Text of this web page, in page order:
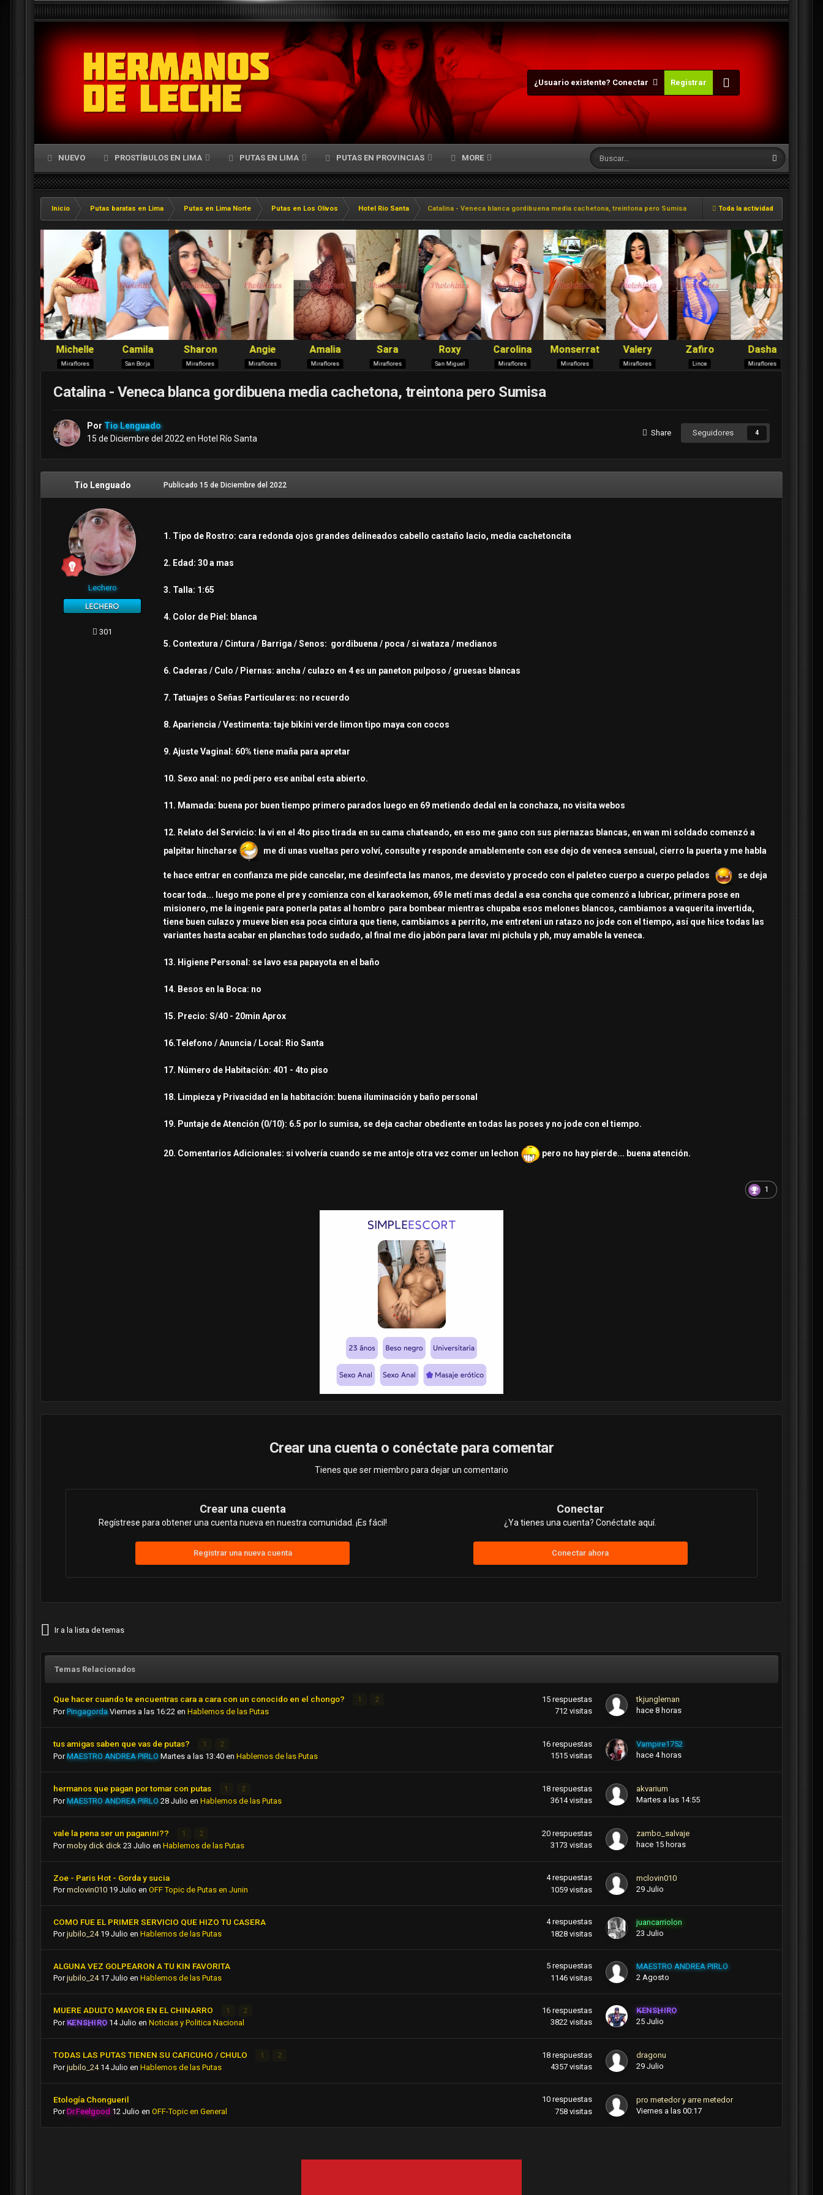
¿Usuario existente? Conectar Registrar
NUEVO PROSTÍBULOS EN LIMA PUTAS EN LIMA PUTAS EN PROVINCIAS MORE
Toda la actividad
Inicio Putas baratas en Lima Putas en Lima Norte Putas en Los Olivos Hotel Río Santa Catalina - Veneca blanca gordibuena media cachetona, treintona pero Sumisa
Catalina - Veneca blanca gordibuena media cachetona, treintona pero Sumisa
Por Tio Lenguado
15 de Diciembre del 2022en Hotel Río Santa
Share Seguidores 4
Tio Lenguado
Lechero
301
Publicado 15 de Diciembre del 2022
1. Tipo de Rostro: cara redonda ojos grandes delineados cabello castaño lacio, media cachetoncita
2. Edad: 30 a mas
3. Talla: 1:65
4. Color de Piel: blanca
5. Contextura / Cintura / Barriga / Senos: gordibuena / poca / si wataza / medianos
6. Caderas / Culo / Piernas: ancha / culazo en 4 es un paneton pulposo / gruesas blancas
7. Tatuajes o Señas Particulares: no recuerdo
8. Apariencia / Vestimenta: taje bikini verde limon tipo maya con cocos
9. Ajuste Vaginal: 60% tiene maña para apretar
10. Sexo anal: no pedí pero ese anibal esta abierto.
11. Mamada: buena por buen tiempo primero parados luego en 69 metiendo dedal en la conchaza, no visita webos
12. Relato del Servicio: la vi en el 4to piso tirada en su cama chateando, en eso me gano con sus piernazas blancas, en wan mi soldado comenzó a
palpitar hincharse
me di unas vueltas pero volví, consulte y responde amablemente con ese dejo de veneca sensual, cierro la puerta y me habla
te hace entrar en confianza me pide cancelar, me desinfecta las manos, me desvisto y procedo con el paleteo cuerpo a cuerpo pelados se deja
tocar toda... luego me pone el pre y comienza con el karaokemon, 69 le metí mas dedal a esa concha que comenzó a lubricar, primera pose en
misionero, me la ingenie para ponerla patas al hombro para bombear mientras chupaba esos melones blancos, cambiamos a vaquerita invertida,
tiene buen culazo y mueve bien esa poca cintura que tiene, cambiamos a perrito, me entreteni un ratazo no jode con el tiempo, así que hice todas las
variantes hasta acabar en planchas todo sudado, al final me dio jabón para lavar mi pichula y ph, muy amable la veneca.
13. Higiene Personal: se lavo esa papayota en el baño
14. Besos en la Boca: no
15. Precio: S/40 - 20min Aprox
16.Telefono / Anuncia / Local: Rio Santa
17. Número de Habitación: 401 - 4to piso
18. Limpieza y Privacidad en la habitación: buena iluminación y baño personal
19. Puntaje de Atención (0/10): 6.5 por lo sumisa, se deja cachar obediente en todas las poses y no jode con el tiempo.
20. Comentarios Adicionales: si volvería cuando se me antoje otra vez comer un lechon pero no hay pierde... buena atención.
1
Crear una cuenta o conéctate para comentar
Tienes que ser miembro para dejar un comentario
Crear una cuenta
Regístrese para obtener una cuenta nueva en nuestra comunidad. ¡Es fácil!
Registrar una nueva cuenta
Conectar
¿Ya tienes una cuenta? Conéctate aquí.
Conectar ahora
Ir a la lista de temas
Temas Relacionados
Que hacer cuando te encuentras cara a cara con un conocido en el chongo? 1 2
PorPingagorda Viernes a las 16:22 en Hablemos de las Putas
15 respuestas
712 visitas
tkjungleman
hace 8 horas
tus amigas saben que vas de putas? 1 2
PorMAESTRO ANDREA PIRLO Martes a las 13:40 en Hablemos de las Putas
16 respuestas
1515 visitas
Vampire1752
hace 4 horas
hermanos que pagan por tomar con putas 1 2
PorMAESTRO ANDREA PIRLO 28 Julio en Hablemos de las Putas
18 respuestas
3614 visitas
akvarium
Martes a las 14:55
vale la pena ser un paganini?? 1 2
Pormoby dick dick 23 Julio en Hablemos de las Putas
20 respuestas
3173 visitas
zambo_salvaje
hace 15 horas
Zoe - Paris Hot - Gorda y sucia
Pormclovin010 19 Julio en OFF Topic de Putas en Junin
4 respuestas
1059 visitas
mclovin010
29 Julio
COMO FUE EL PRIMER SERVICIO QUE HIZO TU CASERA
Porjubilo_24 19 Julio en Hablemos de las Putas
4 respuestas
1828 visitas
juancarriolon
23 Julio
ALGUNA VEZ GOLPEARON A TU KIN FAVORITA
Porjubilo_24 17 Julio en Hablemos de las Putas
5 respuestas
1146 visitas
MAESTRO ANDREA PIRLO
2 Agosto
MUERE ADULTO MAYOR EN EL CHINARRO 1 2
Por KENSHIRO 14 Julio enNoticias y Politica Nacional
16 respuestas
3822 visitas
KENSHIRO
25 Julio
TODAS LAS PUTAS TIENEN SU CAFICUHO / CHULO 1 2
Porjubilo_24 14 Julio en Hablemos de las Putas
18 respuestas
4357 visitas
dragonu
29 Julio
Etología Chongueril
PorDr.Feelgood 12 Julio en OFF-Topic en General
10 respuestas
758 visitas
pro metedor y arre metedor
Viernes a las 00:17